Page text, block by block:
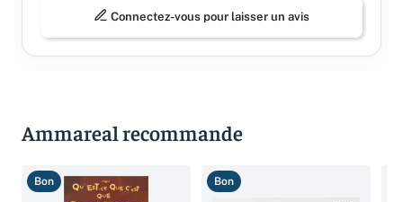
Connectez-vous pour laisser un avis
Ammareal recommande
Bon Bon